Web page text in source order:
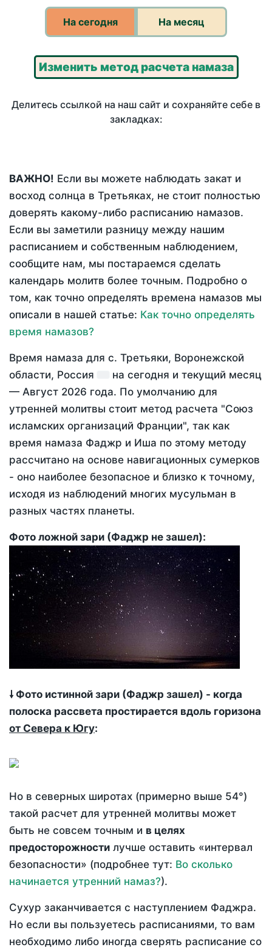
На сегодня На месяц
Изменить метод расчета намаза
Делитесь ссылкой на наш сайт и сохраняйте себе в
закладках:
ВАЖНО! Если вы можете наблюдать закат и
восход солнца в Третьяках, не стоит полностью
доверять какому-либо расписанию намазов.
Если вы заметили разницу между нашим
расписанием и собственным наблюдением,
сообщите нам, мы постараемся сделать
календарь молитв более точным. Подробно о
том, как точно определять времена намазов мы
описали в нашей статье: Как точно определять
время намазов?
Время намаза для с. Третьяки, Воронежской
области, Россия
на сегодня и текущий месяц
— Август 2026 года. По умолчанию для
утренней молитвы стоит метод расчета "Союз
исламских организаций Франции", так как
время намаза Фаджр и Иша по этому методу
рассчитано на основе навигационных сумерков
- оно наиболее безопасное и близко к точному,
исходя из наблюдений многих мусульман в
разных частях планеты.
Фото ложной зари (Фаджр не зашел):
🠗 Фото истинной зари (Фаджр зашел) - когда
полоска рассвета простирается вдоль горизона
от Севера к Югу:
Но в северных широтах (примерно выше 54°)
такой расчет для утренней молитвы может
быть не совсем точным и в целях
предосторожности лучше оставить «интервал
безопасности» (подробнее тут: Во сколько
начинается утренний намаз?).
Сухур заканчивается с наступлением Фаджра.
Но если вы пользуетесь расписаниями, то вам
необходимо либо иногда сверять расписание со